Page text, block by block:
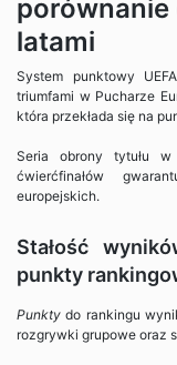
latami
System punktowy
triumfami w Pucharze
która przekłada się na
Seria obrony tytułu
ćwierćfinałów
europejskich.
Stałość
punkty
Punkty do rankingu
rozgrywki grupowe oraz